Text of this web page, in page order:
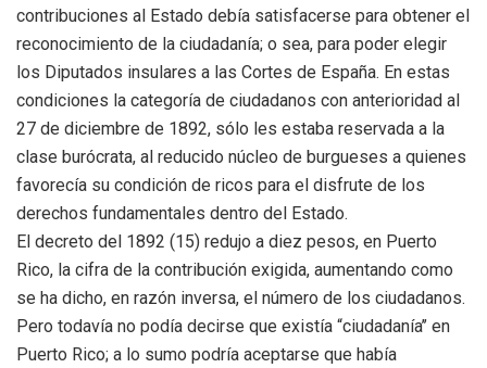
contribuciones al Estado debía satisfacerse para obtener el
reconocimiento de la ciudadanía; o sea, para poder elegir
los Diputados insulares a las Cortes de España. En estas
condiciones la categoría de ciudadanos con anterioridad al
27 de diciembre de 1892, sólo les estaba reservada a la
clase burócrata, al reducido núcleo de burgueses a quienes
favorecía su condición de ricos para el disfrute de los
derechos fundamentales dentro del Estado.
El decreto del 1892 (15) redujo a diez pesos, en Puerto
Rico, la cifra de la contribución exigida, aumentando como
se ha dicho, en razón inversa, el número de los ciudadanos.
Pero todavía no podía decirse que existía “ciudadanía’’ en
Puerto Rico; a lo sumo podría aceptarse que había